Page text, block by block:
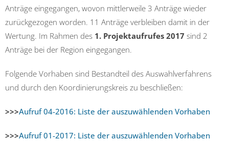
Anträge eingegangen, wovon mittlerweile 3 Anträge wieder
zurückgezogen worden. 11 Anträge verbleiben damit in der
Wertung. Im Rahmen des 1. Projektaufrufes 2017 sind 2
Anträge bei der Region eingegangen.
Folgende Vorhaben sind Bestandteil des Auswahlverfahrens
und durch den Koordinierungskreis zu beschließen:
>>>Aufruf 04-2016: Liste der auszuwählenden Vorhaben
>>>Aufruf 01-2017: Liste der auszuwählenden Vorhaben